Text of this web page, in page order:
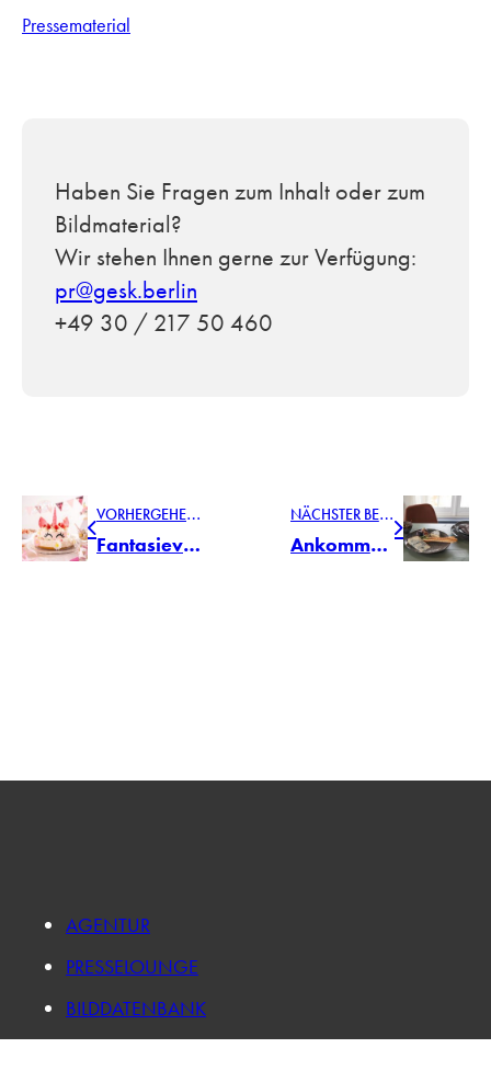
Pressematerial
Haben Sie Fragen zum Inhalt oder zum
Bildmaterial?
Wir stehen Ihnen gerne zur Verfügung:
pr@gesk.berlin
+49 30 / 217 50 460
V
ORHERGEHENDER BEITRAG
Fantasievolle Kindergeburtstage mit BAMBINI und BAMBINI AVVENTURA von LEONARDO
N
ÄCHSTER BEITRAG
Ankommen und wohlfühlen: Die erste Wohnung mit LEONARDO einrichten
AGENTUR
PRESSELOUNGE
BILDDATENBANK